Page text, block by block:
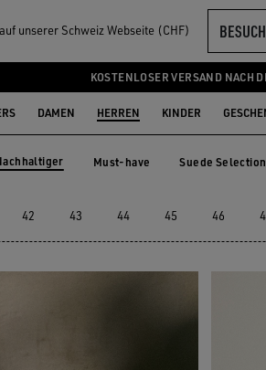
unserer Schweiz Webseite (CHF)
KOSTENLOSER VERSAND NACH
DAMEN HERREN KINDER
Must-have Suede Selection
42 43 44 45 46